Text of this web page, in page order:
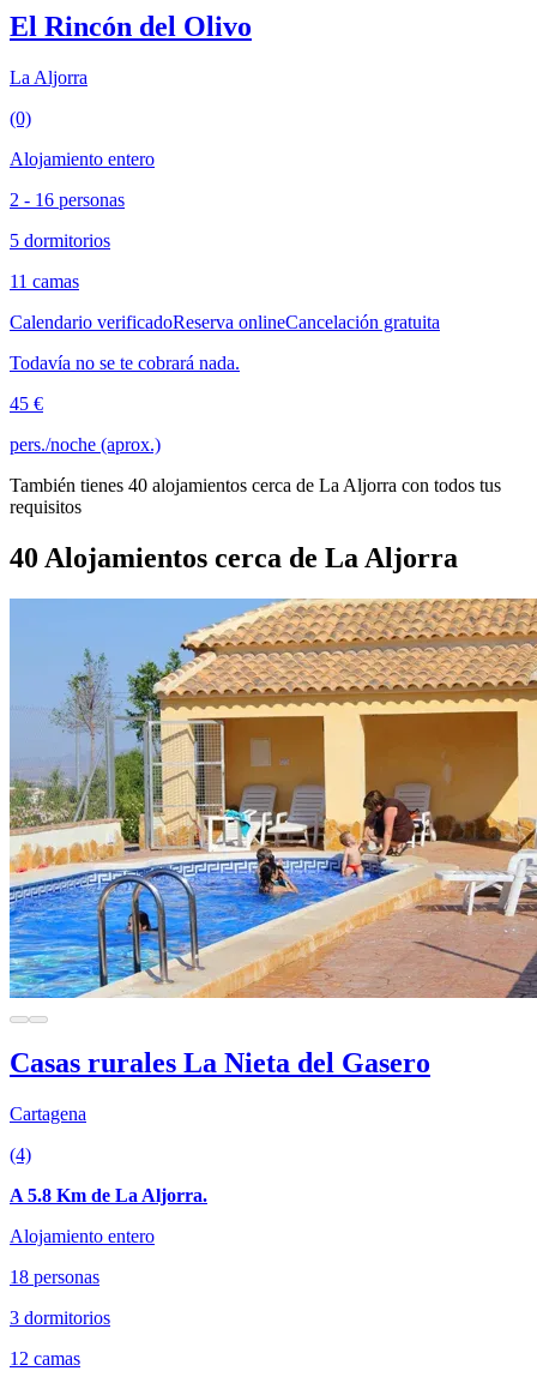
El Rincón del Olivo
La Aljorra
(0)
Alojamiento entero
2 - 16 personas
5 dormitorios
11 camas
Calendario verificadoReserva onlineCancelación gratuita
Todavía no se te cobrará nada.
45 €
pers./noche (aprox.)
También tienes 40 alojamientos cerca de La Aljorra con todos tus
requisitos
40 Alojamientos cerca de La Aljorra
Casas rurales La Nieta del Gasero
Cartagena
(4)
A 5.8 Km de La Aljorra.
Alojamiento entero
18 personas
3 dormitorios
12 camas